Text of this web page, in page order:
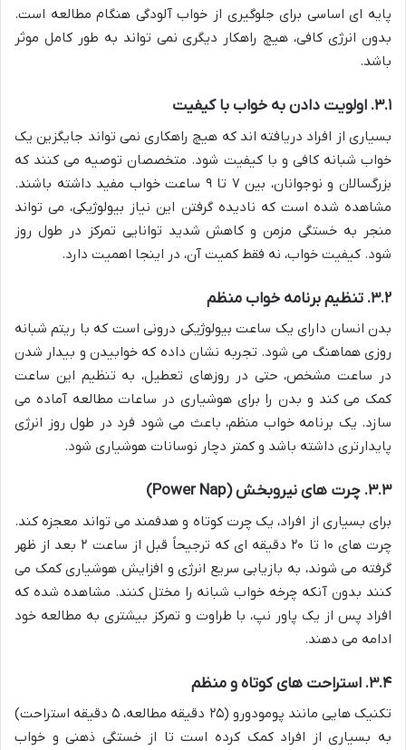
پایه ای اساسی برای جلوگیری از خواب آلودگی هنگام مطالعه است.
بدون انرژی کافی، هیچ راهکار دیگری نمی تواند به طور کامل موثر
باشد.
۳.۱. اولویت دادن به خواب با کیفیت
بسیاری از افراد دریافته اند که هیچ راهکاری نمی تواند جایگزین یک
خواب شبانه کافی و با کیفیت شود. متخصصان توصیه می کنند که
بزرگسالان و نوجوانان، بین ۷ تا ۹ ساعت خواب مفید داشته باشند.
مشاهده شده است که نادیده گرفتن این نیاز بیولوژیکی، می تواند
منجر به خستگی مزمن و کاهش شدید توانایی تمرکز در طول روز
شود. کیفیت خواب، نه فقط کمیت آن، در اینجا اهمیت دارد.
۳.۲. تنظیم برنامه خواب منظم
بدن انسان دارای یک ساعت بیولوژیکی درونی است که با ریتم شبانه
روزی هماهنگ می شود. تجربه نشان داده که خوابیدن و بیدار شدن
در ساعت مشخص، حتی در روزهای تعطیل، به تنظیم این ساعت
کمک می کند و بدن را برای هوشیاری در ساعات مطالعه آماده می
سازد. یک برنامه خواب منظم، باعث می شود فرد در طول روز انرژی
پایدارتری داشته باشد و کمتر دچار نوسانات هوشیاری شود.
۳.۳. چرت های نیروبخش (Power Nap)
برای بسیاری از افراد، یک چرت کوتاه و هدفمند می تواند معجزه کند.
چرت های ۱۰ تا ۲۰ دقیقه ای که ترجیحاً قبل از ساعت ۲ بعد از ظهر
گرفته می شوند، به بازیابی سریع انرژی و افزایش هوشیاری کمک می
کنند بدون آنکه چرخه خواب شبانه را مختل کنند. مشاهده شده که
افراد پس از یک پاور نپ، با طراوت و تمرکز بیشتری به مطالعه خود
ادامه می دهند.
۳.۴. استراحت های کوتاه و منظم
تکنیک هایی مانند پومودورو (۲۵ دقیقه مطالعه، ۵ دقیقه استراحت)
به بسیاری از افراد کمک کرده است تا از خستگی ذهنی و خواب